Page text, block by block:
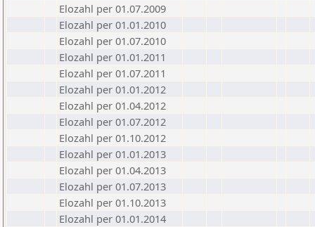
Elozahl per 01.07.2009
Elozahl per 01.01.2010
Elozahl per 01.07.2010
Elozahl per 01.01.2011
Elozahl per 01.07.2011
Elozahl per 01.01.2012
Elozahl per 01.04.2012
Elozahl per 01.07.2012
Elozahl per 01.10.2012
Elozahl per 01.01.2013
Elozahl per 01.04.2013
Elozahl per 01.07.2013
Elozahl per 01.10.2013
Elozahl per 01.01.2014